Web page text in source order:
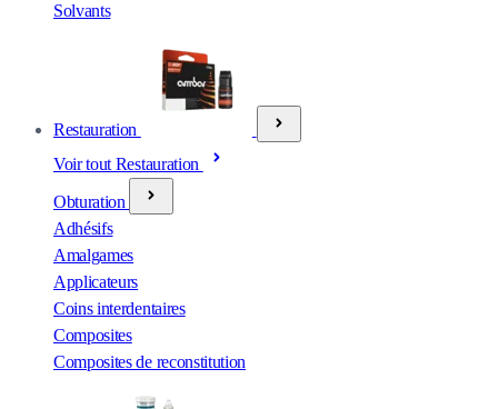
Solvants
Restauration
Voir tout Restauration
Obturation
Adhésifs
Amalgames
Applicateurs
Coins interdentaires
Composites
Composites de reconstitution